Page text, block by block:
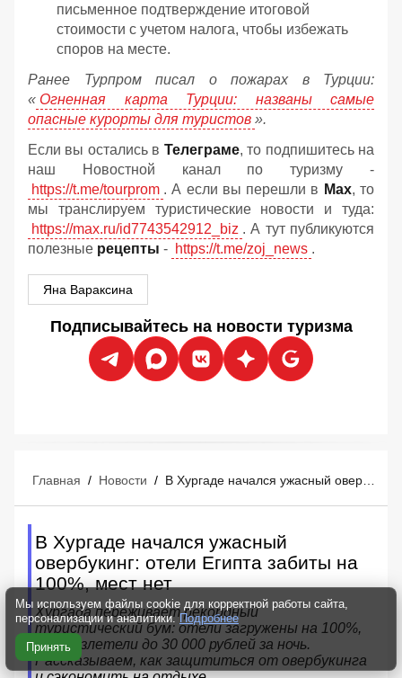
письменное подтверждение итоговой
стоимости с учетом налога, чтобы избежать
споров на месте.
Ранее Турпром писал о пожарах в Турции:
« Огненная карта Турции: названы самые
опасные курорты для туристов ».
Если вы остались в Телеграме, то подпишитесь на
наш Новостной канал по туризму -
https://t.me/tourprom . А если вы перешли в Мах, то
мы транслируем туристические новости и туда:
https://max.ru/id7743542912_biz . А тут публикуются
полезные рецепты - https://t.me/zoj_news .
Яна Вараксина
Подписывайтесь на новости туризма
Главная / Новости / В Хургаде начался ужасный овербукинг: отели Египта забиты на 100%, мест нет
В Хургаде начался ужасный
овербукинг: отели Египта забиты на
100%, мест нет
Хургада переживает рекордный
туристический бум: отели загружены на 100%,
цены взлетели до 30 000 рублей за ночь.
Рассказываем, как защититься от овербукинга
Мы используем файлы cookie для корректной работы сайта,
персонализации и аналитики. Подробнее
Принять